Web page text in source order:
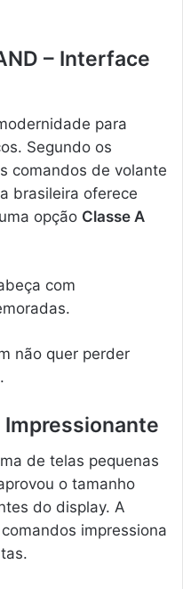
– Interface
para
Segundo os
comandos de volante
brasileira oferece
opção Classe A
com
não quer perder
Impressionante
de telas pequenas
o tamanho
do display. A
impressiona